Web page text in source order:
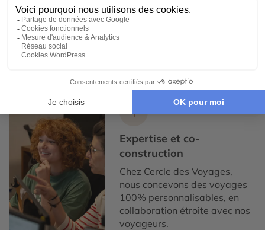
Expertise et co-construction
1
Expertise et co-
construction
Chez Cercle des Voyages,
nous concevons des voyages
100% personnalisables, en
collaboration étroite avec nos
voyageurs.